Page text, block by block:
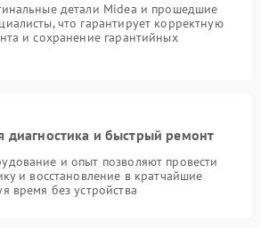
детали Midea и прошедшие
что гарантирует корректную
и сохранение гарантийных
диагностика и быстрый ремонт
и опыт позволяют провести
и восстановление в кратчайшие
время без устройства